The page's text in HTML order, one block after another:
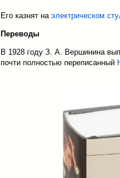
Его казнят на электрическом
Переводы
В 1928 году З. А. Вершинина
почти полностью переписанный